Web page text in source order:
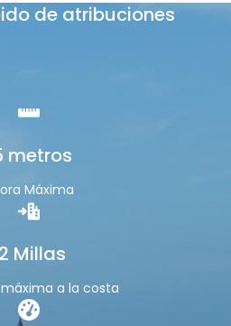
de atribuciones
metros
Máxima
Millas
a la costa